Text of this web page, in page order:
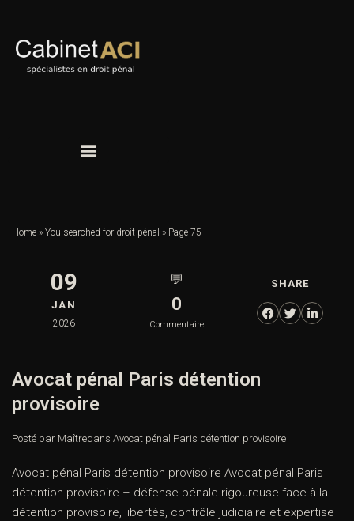
Home » You searched for droit pénal » Page 75
09
JAN
2026
💬
0
Commentaire
SHARE
Avocat pénal Paris détention
provisoire
Posté par Maîtredans Avocat pénal Paris détention provisoire
Avocat pénal Paris détention provisoire Avocat pénal Paris
détention provisoire – défense pénale rigoureuse face à la
détention provisoire, libertés, contrôle judiciaire et expertise